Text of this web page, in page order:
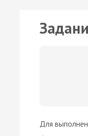
Для